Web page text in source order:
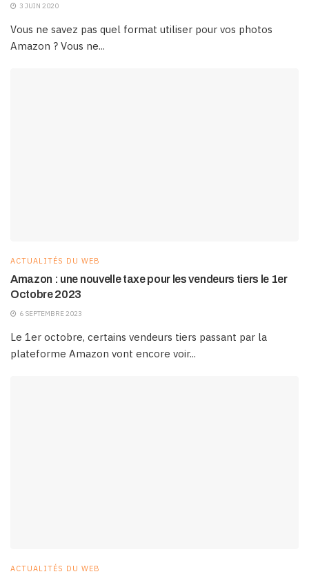
3 JUIN 2020
Vous ne savez pas quel format utiliser pour vos photos
Amazon ? Vous ne...
ACTUALITÉS DU WEB
Amazon : une nouvelle taxe pour les vendeurs tiers le 1er
Octobre 2023
6 SEPTEMBRE 2023
Le 1er octobre, certains vendeurs tiers passant par la
plateforme Amazon vont encore voir...
ACTUALITÉS DU WEB